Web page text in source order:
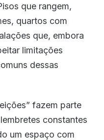
que rangem,
quartos com
que, embora
limitações
dessas
fazem parte
constantes
um espaço com